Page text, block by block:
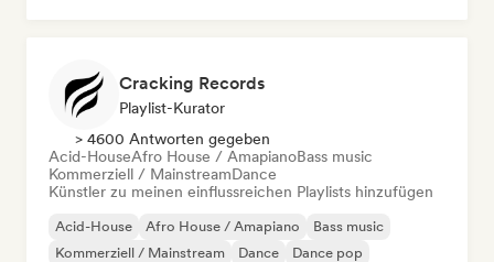
Cracking Records
Playlist-Kurator
> 4600 Antworten gegeben
Acid-HouseAfro House / AmapianoBass music
Kommerziell / MainstreamDance
Künstler zu meinen einflussreichen Playlists hinzufügen
Acid-House Afro House / Amapiano
Bass music
Kommerziell / Mainstream
Dance
Dance pop